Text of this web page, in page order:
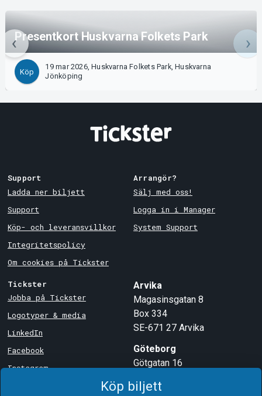
Köp biljett
Presentkort Huskvarna Folkets Park
Köp
19 mar 2026, Huskvarna Folkets Park, Huskvarna
Jönköping
Support
Ladda ner biljett
Support
Köp- och leveransvillkor
Integritetspolicy
Om cookies på Tickster
Arrangör?
Sälj med oss!
Logga in i Manager
System Support
Tickster
Jobba på Tickster
Logotyper & media
LinkedIn
Facebook
Instagram
Arvika
Magasinsgatan 8
Box 334
SE-671 27 Arvika
Göteborg
Götgatan 16